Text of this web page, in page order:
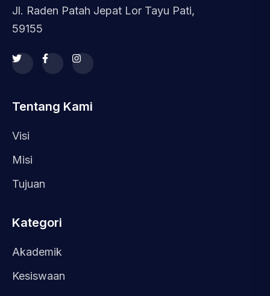
Jl. Raden Patah Jepat Lor Tayu Pati,
59155
Tentang Kami
Visi
Misi
Tujuan
Kategori
Akademik
Kesiswaan